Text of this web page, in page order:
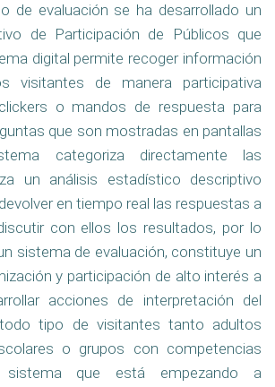
de evaluación se ha desarrollado un
de Participación de Públicos que
digital permite recoger información
visitantes de manera participativa
o mandos de respuesta para
que son mostradas en pantallas
categoriza directamente las
un análisis estadístico descriptivo
en tiempo real las respuestas a
con ellos los resultados, por lo
sistema de evaluación, constituye un
y participación de alto interés a
acciones de interpretación del
tipo de visitantes tanto adultos
o grupos con competencias
sistema que está empezando a